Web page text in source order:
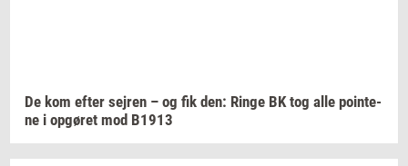
De kom efter sej­ren – og fik den: Ringe BK tog alle po­in­te­
ne i op­gø­ret mod B1913